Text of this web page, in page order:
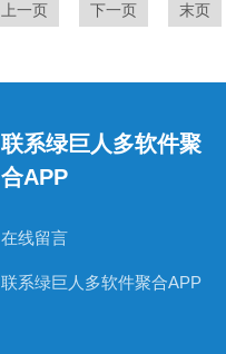
上一页 下一页 末页
联系绿巨人多软件聚
合APP
在线留言
联系绿巨人多软件聚合APP